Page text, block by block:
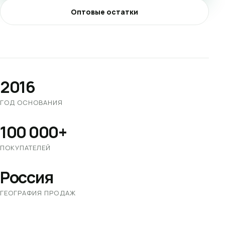
Оптовые остатки
2016
ГОД ОСНОВАНИЯ
100 000+
ПОКУПАТЕЛЕЙ
Россия
ГЕОГРАФИЯ ПРОДАЖ